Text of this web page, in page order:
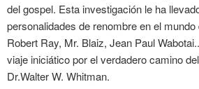
del gospel. Esta investigación le ha
personalidades de renombre en el
Robert Ray, Mr. Blaiz, Jean Paul
viaje iniciático por el verdadero camino
Dr.Walter W. Whitman.